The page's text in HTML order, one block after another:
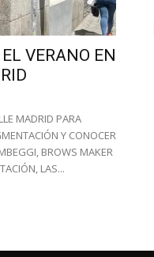
VERANO EN
MADRID PARA
Y CONOCER
BROWS MAKER
LAS...